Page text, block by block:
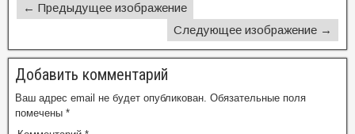
← Предыдущее изображение
Следующее изображение →
Добавить комментарий
Ваш адрес email не будет опубликован. Обязательные поля
помечены *